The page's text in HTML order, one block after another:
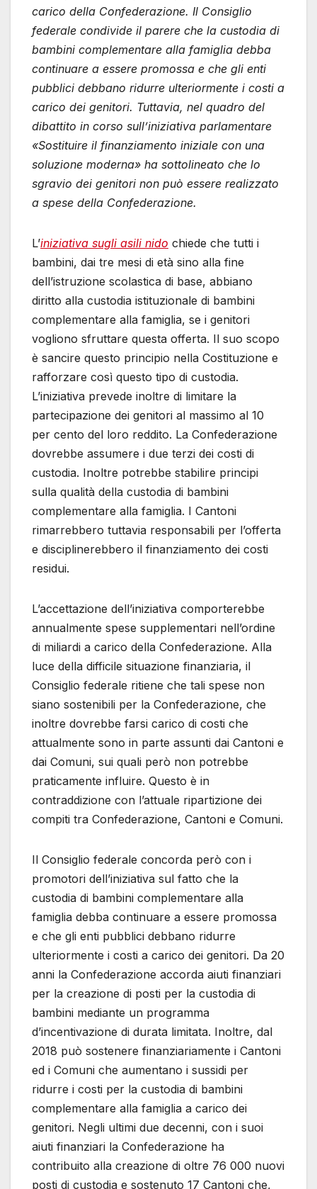
carico della Confederazione. Il Consiglio
federale condivide il parere che la custodia di
bambini complementare alla famiglia debba
continuare a essere promossa e che gli enti
pubblici debbano ridurre ulteriormente i costi a
carico dei genitori. Tuttavia, nel quadro del
dibattito in corso sull’iniziativa parlamentare
«Sostituire il finanziamento iniziale con una
soluzione moderna» ha sottolineato che lo
sgravio dei genitori non può essere realizzato
a spese della Confederazione.
L’iniziativa sugli asili nido chiede che tutti i
bambini, dai tre mesi di età sino alla fine
dell’istruzione scolastica di base, abbiano
diritto alla custodia istituzionale di bambini
complementare alla famiglia, se i genitori
vogliono sfruttare questa offerta. Il suo scopo
è sancire questo principio nella Costituzione e
rafforzare così questo tipo di custodia.
L’iniziativa prevede inoltre di limitare la
partecipazione dei genitori al massimo al 10
per cento del loro reddito. La Confederazione
dovrebbe assumere i due terzi dei costi di
custodia. Inoltre potrebbe stabilire principi
sulla qualità della custodia di bambini
complementare alla famiglia. I Cantoni
rimarrebbero tuttavia responsabili per l’offerta
e disciplinerebbero il finanziamento dei costi
residui.
L’accettazione dell’iniziativa comporterebbe
annualmente spese supplementari nell’ordine
di miliardi a carico della Confederazione. Alla
luce della difficile situazione finanziaria, il
Consiglio federale ritiene che tali spese non
siano sostenibili per la Confederazione, che
inoltre dovrebbe farsi carico di costi che
attualmente sono in parte assunti dai Cantoni e
dai Comuni, sui quali però non potrebbe
praticamente influire. Questo è in
contraddizione con l’attuale ripartizione dei
compiti tra Confederazione, Cantoni e Comuni.
Il Consiglio federale concorda però con i
promotori dell’iniziativa sul fatto che la
custodia di bambini complementare alla
famiglia debba continuare a essere promossa
e che gli enti pubblici debbano ridurre
ulteriormente i costi a carico dei genitori. Da 20
anni la Confederazione accorda aiuti finanziari
per la creazione di posti per la custodia di
bambini mediante un programma
d’incentivazione di durata limitata. Inoltre, dal
2018 può sostenere finanziariamente i Cantoni
ed i Comuni che aumentano i sussidi per
ridurre i costi per la custodia di bambini
complementare alla famiglia a carico dei
genitori. Negli ultimi due decenni, con i suoi
aiuti finanziari la Confederazione ha
contribuito alla creazione di oltre 76 000 nuovi
posti di custodia e sostenuto 17 Cantoni che,